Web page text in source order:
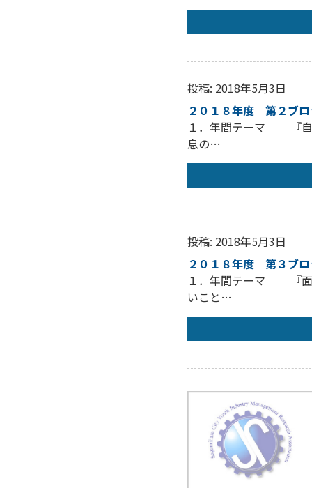
投稿: 2018年5月3日
２０１８年度 第２ブ
１．年間テーマ 『自
息の…
投稿: 2018年5月3日
２０１８年度 第３ブ
１．年間テーマ 『面
いこと…